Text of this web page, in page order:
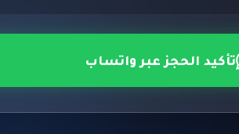
تأكيد الحجز عبر واتساب